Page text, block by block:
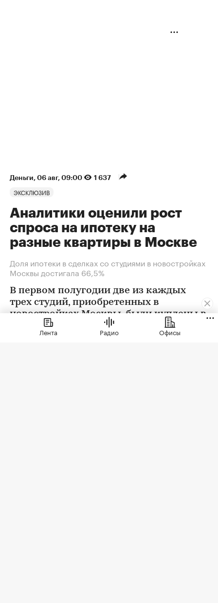
Деньги⁠, 06 авг, 09:00 1 637
ЭКСКЛЮЗИВ
Аналитики оценили рост
спроса на ипотеку на
разные квартиры в Москве
Доля ипотеки в сделках со студиями в новостройках
Москвы достигала 66,5%
В первом полугодии две из каждых
трех студий, приобретенных в
новостройках Москвы, были куплены в
ипотеку. В сегменте трешек ипотечных
сделок менее половины, а среди
Лента Радио Офисы